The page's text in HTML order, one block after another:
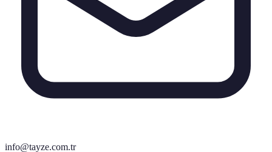
info@tayze.com.tr